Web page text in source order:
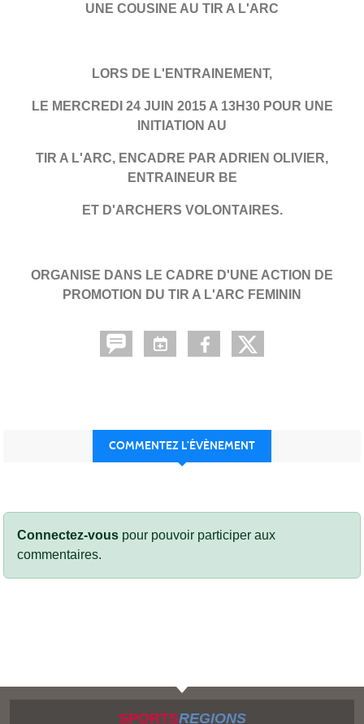
UNE COUSINE AU TIR A L'ARC
LORS DE L'ENTRAINEMENT,
LE MERCREDI 24 JUIN 2015 A 13H30 POUR UNE
INITIATION AU
TIR A L'ARC, ENCADRE PAR ADRIEN OLIVIER,
ENTRAINEUR BE
ET D'ARCHERS VOLONTAIRES.
ORGANISE DANS LE CADRE D'UNE ACTION DE
PROMOTION DU TIR A L'ARC FEMININ
COMMENTEZ L’ÉVÈNEMENT
Connectez-vous pour pouvoir participer aux
commentaires.
SPORTSREGIONS